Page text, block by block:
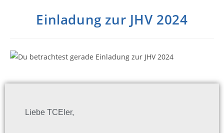
Einladung zur JHV 2024
Liebe TCEler,